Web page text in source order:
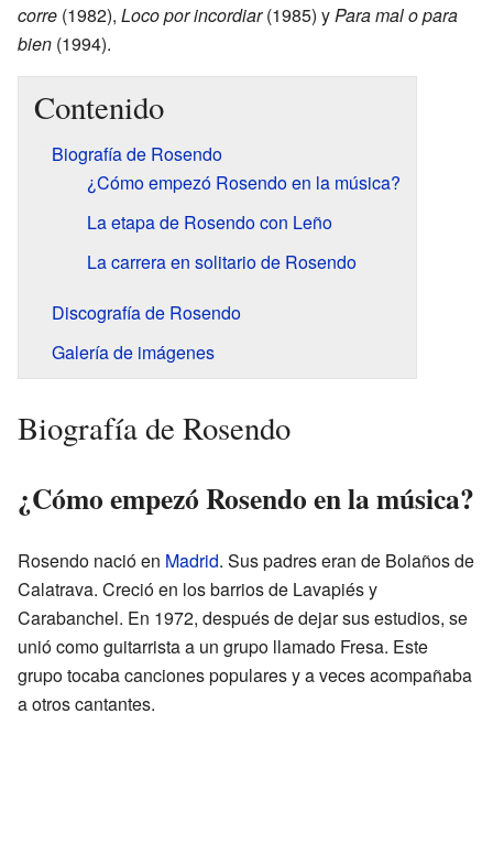
corre (1982), Loco por incordiar(1985) yPara mal o para
bien (1994).
Contenido
Biografía de Rosendo
¿Cómo empezó Rosendo en la música?
La etapa de Rosendo con Leño
La carrera en solitario de Rosendo
Discografía de Rosendo
Galería de imágenes
Biografía de Rosendo
¿Cómo empezó Rosendo en la música?
Rosendo nació en Madrid. Sus padres eran de Bolaños de
Calatrava. Creció en los barrios de Lavapiés y
Carabanchel. En 1972, después de dejar sus estudios, se
unió como guitarrista a un grupo llamado Fresa. Este
grupo tocaba canciones populares y a veces acompañaba
a otros cantantes.